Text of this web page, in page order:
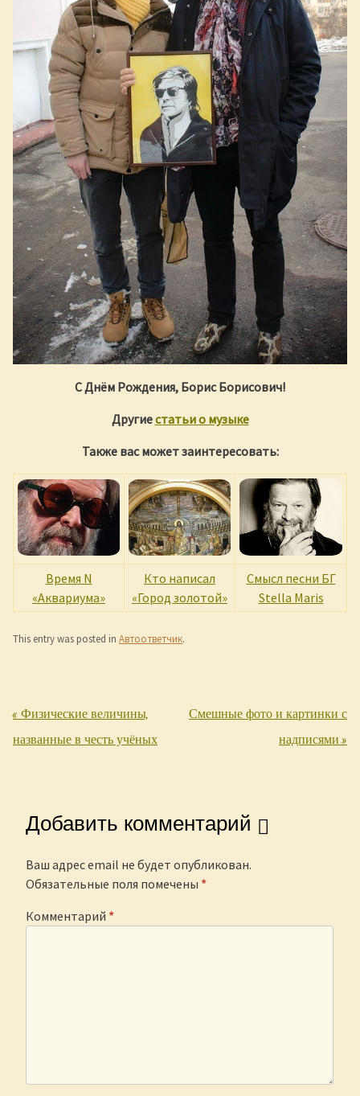
С Днём Рождения, Борис Борисович!
Другиестатьи о музыке
Также вас может заинтересовать:
Время N
«Аквариума»
Кто написал
«Город золотой»
Смысл песни БГ
Stella Maris
This entry was posted in Автоответчик.
Post navigation
«Физические величины,
названные в честь учёных
Смешные фото и картинки с
надписями»
Добавить комментарий
Ваш адрес email не будет опубликован.
Обязательные поля помечены *
Комментарий *